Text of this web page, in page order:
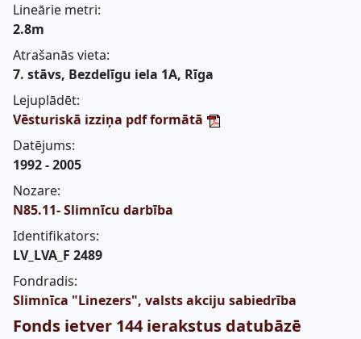
Lineārie metri:
2.8m
Atrašanās vieta:
7. stāvs, Bezdelīgu iela 1A, Rīga
Lejuplādēt:
Vēsturiskā izziņa pdf formātā
Datējums:
1992 - 2005
Nozare:
N85.11- Slimnīcu darbība
Identifikators:
LV_LVA_F 2489
Fondradis:
Slimnīca "Linezers", valsts akciju sabiedrība
Fonds ietver 144 ierakstus datubāzē